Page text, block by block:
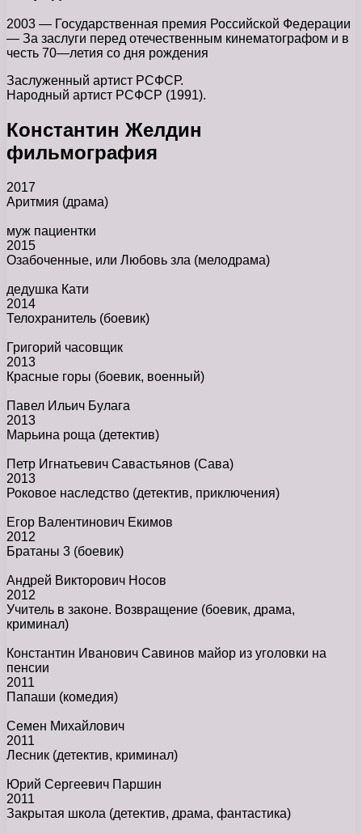
2003 — Государственная премия Российской Федерации
— За заслуги перед отечественным кинематографом и в
честь 70—летия со дня рождения
Заслуженный артист РСФСР.
Народный артист РСФСР (1991).
Константин Желдин
фильмография
2017
Аритмия (драма)
муж пациентки
2015
Озабоченные, или Любовь зла (мелодрама)
дедушка Кати
2014
Телохранитель (боевик)
Григорий часовщик
2013
Красные горы (боевик, военный)
Павел Ильич Булага
2013
Марьина роща (детектив)
Петр Игнатьевич Савастьянов (Сава)
2013
Роковое наследство (детектив, приключения)
Егор Валентинович Екимов
2012
Братаны 3 (боевик)
Андрей Викторович Носов
2012
Учитель в законе. Возвращение (боевик, драма,
криминал)
Константин Иванович Савинов майор из уголовки на
пенсии
2011
Папаши (комедия)
Семен Михайлович
2011
Лесник (детектив, криминал)
Юрий Сергеевич Паршин
2011
Закрытая школа (детектив, драма, фантастика)